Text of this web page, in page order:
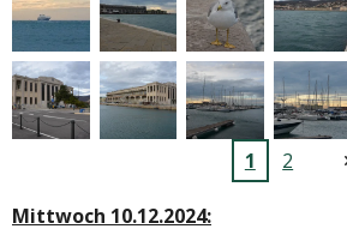
1 2
Mittwoch 10.12.2024: